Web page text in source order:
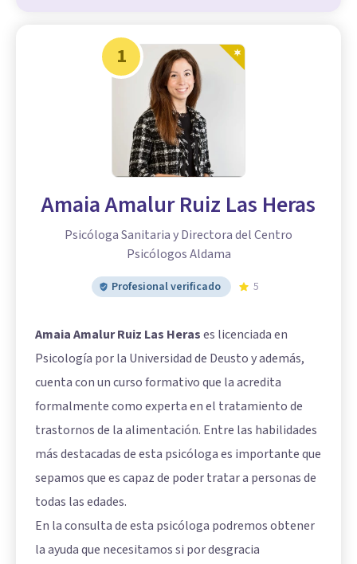
1
Amaia Amalur Ruiz Las Heras
Psicóloga Sanitaria y Directora del Centro
Psicólogos Aldama
Profesional verificado 5
Amaia Amalur Ruiz Las Herases licenciada en
Psicología por la Universidad de Deusto y además,
cuenta con un curso formativo que la acredita
formalmente como experta en el tratamiento de
trastornos de la alimentación. Entre las habilidades
más destacadas de esta psicóloga es importante que
sepamos que es capaz de poder tratar a personas de
todas las edades.
En la consulta de esta psicóloga podremos obtener
la ayuda que necesitamos si por desgracia